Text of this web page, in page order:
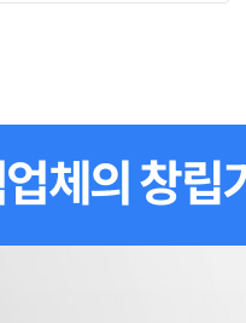
체의 창립